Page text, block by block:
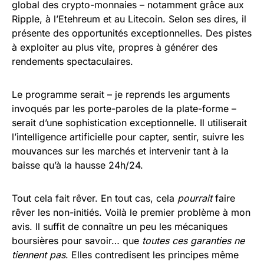
global des crypto-monnaies – notamment grâce aux
Ripple, à l’Etehreum et au Litecoin. Selon ses dires, il
présente des opportunités exceptionnelles. Des pistes
à exploiter au plus vite, propres à générer des
rendements spectaculaires.
Le programme serait – je reprends les arguments
invoqués par les porte-paroles de la plate-forme –
serait d’une sophistication exceptionnelle. Il utiliserait
l’intelligence artificielle pour capter, sentir, suivre les
mouvances sur les marchés et intervenir tant à la
baisse qu’à la hausse 24h/24.
Tout cela fait rêver. En tout cas, cela pourraitfaire
rêver les non-initiés. Voilà le premier problème à mon
avis. Il suffit de connaître un peu les mécaniques
boursières pour savoir… que toutes ces garanties ne
tiennent pas. Elles contredisent les principes même